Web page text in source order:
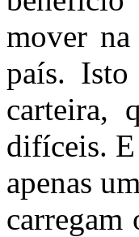
mover
país.
carteira,
difíceis.
apenas
carregam